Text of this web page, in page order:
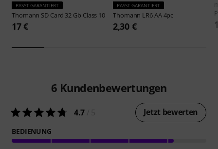
PASST GARANTIERT
Thomann SD Card 32 Gb Class 10
17 €
PASST GARANTIERT
Thomann LR6 AA 4pc
2,30 €
6 Kundenbewertungen
4.7 Jetzt bewerten
BEDIENUNG